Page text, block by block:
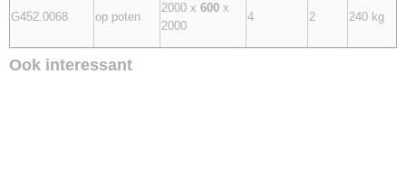
G452.0068 op poten
2000 x 600 x
2000
4 2 240 kg
Ook interessant